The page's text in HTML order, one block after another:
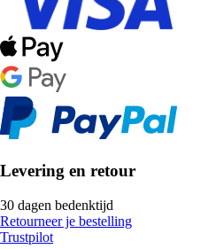
Levering en retour
30 dagen bedenktijd
Retourneer je bestelling
Trustpilot